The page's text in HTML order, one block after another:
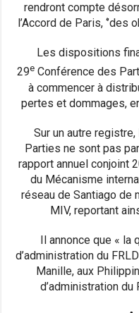
rendront compte
l’Accord de Paris,
Les dispositions
29e Conférence des
à commencer à
pertes et dommages,
Sur un autre
Parties ne sont pas
rapport annuel conjoint
du Mécanisme
réseau de Santiago de
MIV, reportant
Il annonce que « la
d’administration du
Manille, aux
d’administration